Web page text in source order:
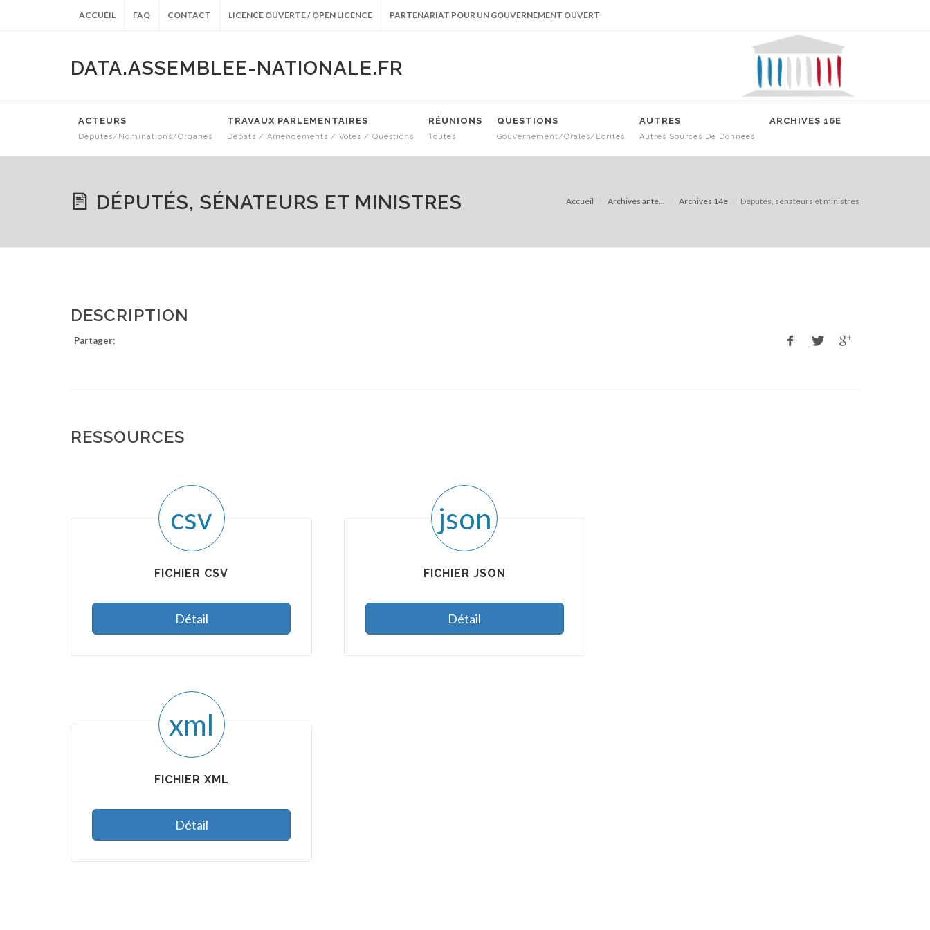
ACCUEIL FAQ CONTACT LICENCE OUVERTE / OPEN LICENCE PARTENARIAT POUR UN GOUVERNEMENT OUVERT
DATA.ASSEMBLEE-NATIONALE.FR
ACTEURS
Députés/Nominations/Organes
TRAVAUX PARLEMENTAIRES
Débats / Amendements / Votes / Questions
RÉUNIONS
Toutes
QUESTIONS
Gouvernement/Orales/Ecrites
AUTRES
Autres Sources De Données
ARCHIVES 16E
DÉPUTÉS, SÉNATEURS ET MINISTRES Accueil Archives anté... Archives 14e Députés, sénateurs et ministres
DESCRIPTION
Partager:
RESSOURCES
csv
FICHIER CSV
Détail
json
FICHIER JSON
Détail
xml
FICHIER XML
Détail